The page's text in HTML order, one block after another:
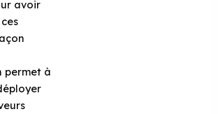
avoir
permet à